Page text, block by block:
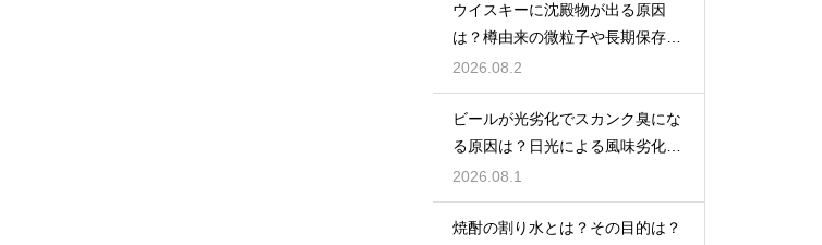
ウイスキーに沈殿物が出る原因
は？樽由来の微粒子や長期保存で
成分が析出するため
2026.08.2
ビールが光劣化でスカンク臭にな
る原因は？日光による風味劣化を
解説
2026.08.1
焼酎の割り水とは？その目的は？